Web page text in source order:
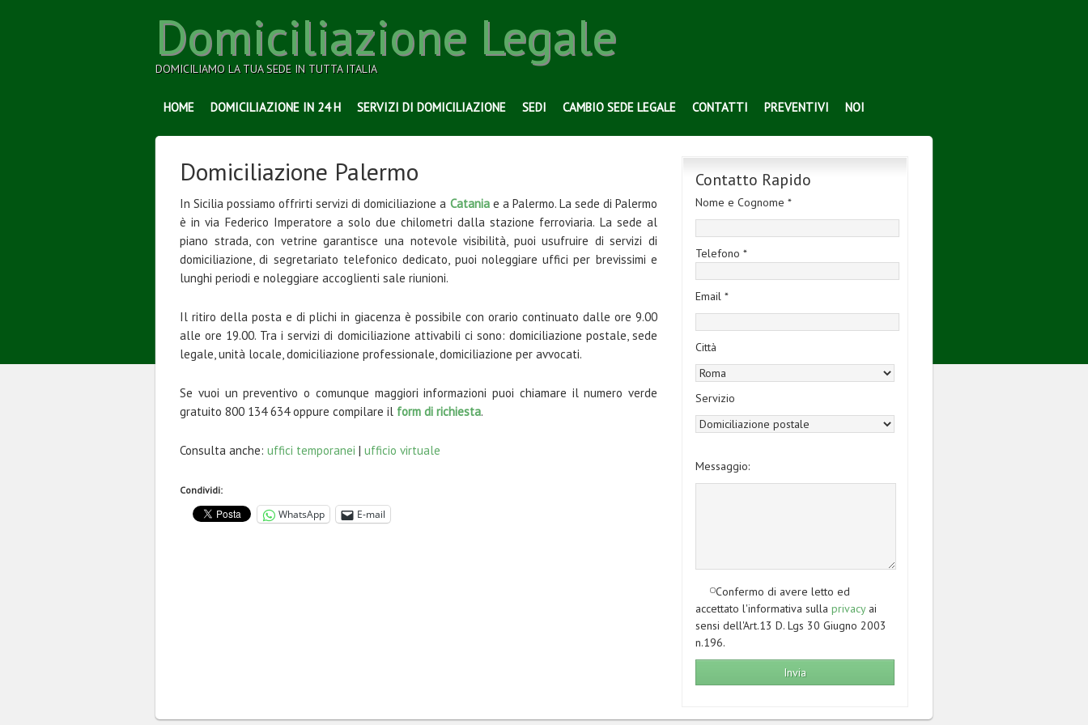
Domiciliazione Legale
DOMICILIAMO LA TUA SEDE IN TUTTA ITALIA
HOME DOMICILIAZIONE IN 24 H SERVIZI DI DOMICILIAZIONE SEDI CAMBIO SEDE LEGALE CONTATTI PREVENTIVI NOI
Domiciliazione Palermo
In Sicilia possiamo offrirti servizi di domiciliazione a Cataniae a Palermo. La sede di Palermo
è in via Federico Imperatore a solo due chilometri dalla stazione ferroviaria. La sede al
piano strada, con vetrine garantisce una notevole visibilità, puoi usufruire di servizi di
domiciliazione, di segretariato telefonico dedicato, puoi noleggiare uffici per brevissimi e
lunghi periodi e noleggiare accoglienti sale riunioni.
Il ritiro della posta e di plichi in giacenza è possibile con orario continuato dalle ore 9.00
alle ore 19.00. Tra i servizi di domiciliazione attivabili ci sono: domiciliazione postale, sede
legale, unità locale, domiciliazione professionale, domiciliazione per avvocati.
Se vuoi un preventivo o comunque maggiori informazioni puoi chiamare il numero verde
gratuito 800 134 634 oppure compilare il form di richiesta.
Consulta anche: uffici temporanei | ufficio virtuale
Condividi:
WhatsApp E-mail
Contatto Rapido
Nome e Cognome *
Telefono *
Email *
Città
Servizio
Messaggio:
Confermo di avere letto ed
accettato l'informativa sulla privacyai
sensi dell'Art.13 D. Lgs 30 Giugno 2003
n.196.